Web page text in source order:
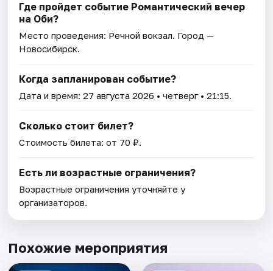
Где пройдет событие Романтический вечер
на Оби?
Место проведения: Речной вокзал. Город —
Новосибирск.
Когда запланирован событие?
Дата и время:27 августа 2026 • четверг • 21:15.
Сколько стоит билет?
Стоимость билета: от 70 ₽.
Есть ли возрастные ограничения?
Возрастные ограничения уточняйте у
организаторов.
Похожие мероприятия